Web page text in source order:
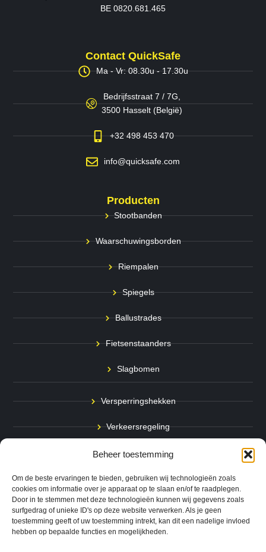
Beheer toestemming
Om de beste ervaringen te bieden, gebruiken wij technologieën zoals
cookies om informatie over je apparaat op te slaan en/of te raadplegen.
Door in te stemmen met deze technologieën kunnen wij gegevens zoals
surfgedrag of unieke ID's op deze website verwerken. Als je geen
toestemming geeft of uw toestemming intrekt, kan dit een nadelige invloed
hebben op bepaalde functies en mogelijkheden.
BE 0820.681.465
Contact QuickSafe
Ma - Vr: 08.30u - 17.30u
Bedrijfsstraat 7 / 7G,
3500 Hasselt (België)
+32 498 453 470
info@quicksafe.com
Producten
Stootbanden
Waarschuwingsborden
Riempalen
Spiegels
Ballustrades
Fietsenstaanders
Slagbomen
Versperringshekken
Verkeersregeling
Stadspalen
Afzetpalen
Bodemmarkering
Ram- & Aanrijbeveiliging